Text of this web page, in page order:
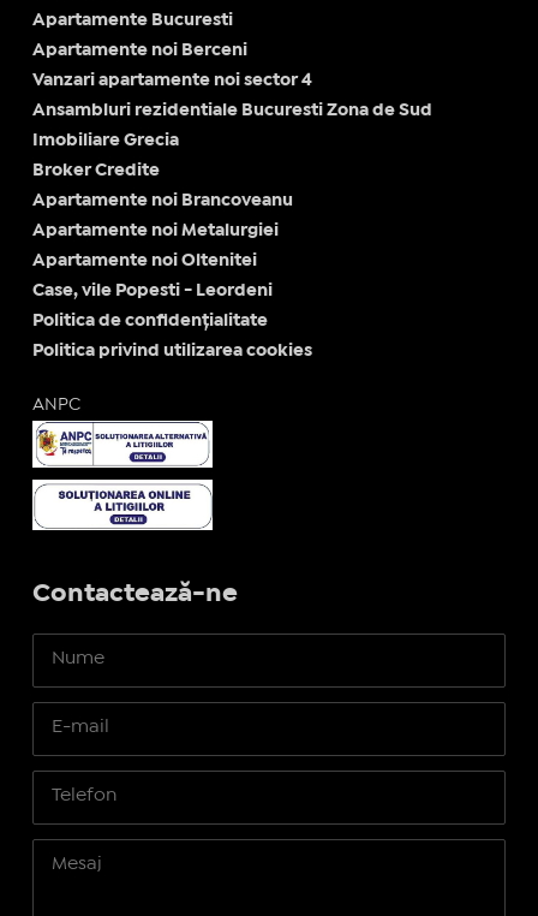
Apartamente Bucuresti
Apartamente noi Berceni
Vanzari apartamente noi sector 4
Ansambluri rezidentiale Bucuresti Zona de Sud
Imobiliare Grecia
Broker Credite
Apartamente noi Brancoveanu
Apartamente noi Metalurgiei
Apartamente noi Oltenitei
Case, vile Popesti - Leordeni
Politica de confidențialitate
Politica privind utilizarea cookies
ANPC
Contactează-ne